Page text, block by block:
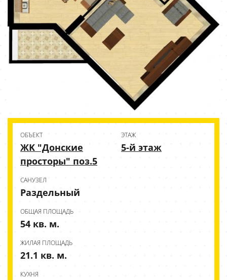
ОБЪЕКТ
ЖK "Донские
просторы" поз.5
ЭТАЖ
5-й этаж
CАНУЗЕЛ
Раздельный
ОБЩАЯ ПЛОЩАДЬ
54 кв. м.
ЖИЛАЯ ПЛОЩАДЬ
21.1 кв. м.
КУХНЯ